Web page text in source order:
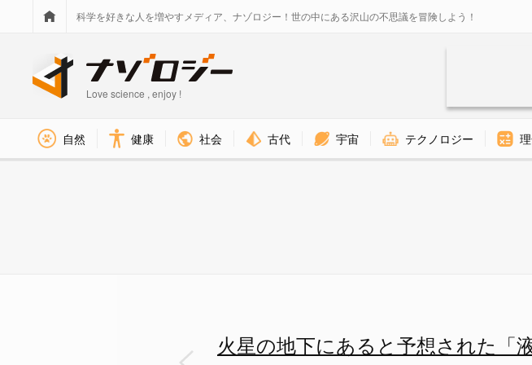
科学を好きな人を増やすメディア、ナゾロジー！世の中にある沢山の不思議を冒険しよう！
Love science , enjoy !
自然 健康 社会 古代 宇宙 テクノロジー
火星の地下にあると予想された「